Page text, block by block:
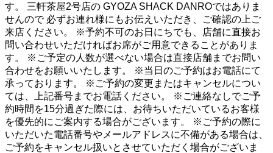
す。 三軒茶屋2号店の GYOZA SHACK DANROではありま
せんので 必ずお連れ様にもお伝えいただき、ご確認の上ご
来店ください。 ※予約不可のお日にちでも、店舗に直接お
問い合わせいただければお席がご用意できることがありま
す。 ※ご予定の人数が選べない場合は直接店舗までお問い
合わせをお願いいたします。 ※当日のご予約はお電話にて
承っております。 ※ご予約の変更またはキャンセルについ
ては、上記番号までお電話ください。 ※ご連絡なしでご予
約時間を15分過ぎた際には、お待ちいただいているお客様
を優先的にご案内する場合がございます。 ※ご予約の際に
いただいた電話番号やメールアドレスに不備がある場合は、
ご予約をキャンセル扱いとさせていただく場合がございま